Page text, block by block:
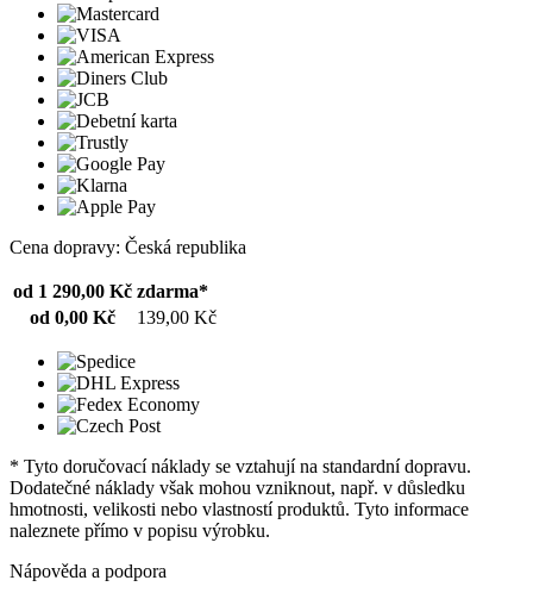
Cena dopravy: Česká republika
od 1 290,00 Kč zdarma*
od 0,00 Kč
139,00 Kč
* Tyto doručovací náklady se vztahují na standardní dopravu.
Dodatečné náklady však mohou vzniknout, např. v důsledku
hmotnosti, velikosti nebo vlastností produktů. Tyto informace
naleznete přímo v popisu výrobku.
Nápověda a podpora